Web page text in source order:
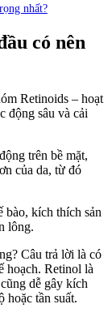
nhất?
có nên
Retinoids – hoạt
động sâu và cải
trên bề mặt,
của da, từ đó
bào, kích thích sản
lông.
Câu trả lời là có
hoạch. Retinol là
dễ gây kích
hoặc tần suất.